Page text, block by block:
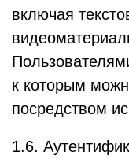
включая
к которым
посредством
1.6.